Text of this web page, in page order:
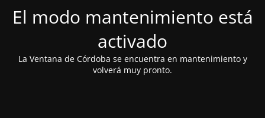
El modo mantenimiento está
activado
La Ventana de Córdoba se encuentra en mantenimiento y
volverá muy pronto.